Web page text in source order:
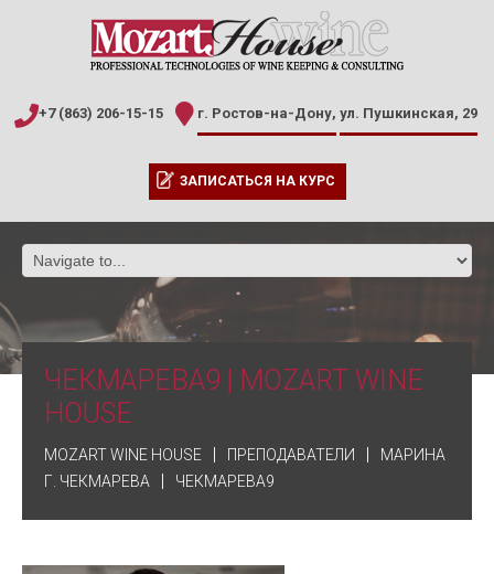
+7 (863) 206-15-15 г. Ростов-на-Дону, ул. Пушкинская, 29
ЗАПИСАТЬСЯ НА КУРС
ЧЕКМАРЕВА9 | MOZART WINE
HOUSE
MOZART WINE HOUSE ПРЕПОДАВАТЕЛИ
МАРИНА
Г. ЧЕКМАРЕВА
ЧЕКМАРЕВА9